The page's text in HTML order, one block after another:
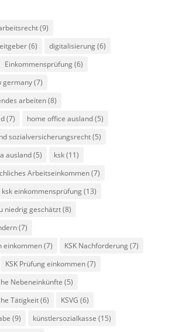
(9)
(6) digitalisierung(6)
Einkommensprüfung(6)
germany(7)
arbeiten(8)
(7) home office ausland(5)
sozialversicherungsrecht(5)
ausland(5) ksk(11)
Arbeitseinkommen(7)
ksk einkommensprüfung(13)
niedrig geschätzt(8)
(7)
einkommen(7) KSK Nachforderung(7)
KSK Prüfung einkommen(7)
Nebeneinkünfte (5)
Tätigkeit(6) KSVG (6)
(9) künstlersozialkasse (15)